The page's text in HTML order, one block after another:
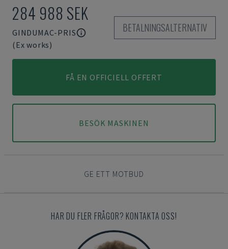
284 988 SEK
GINDUMAC-PRIS
(Ex works)
BETALNINGSALTERNATIV
FÅ EN OFFICIELL OFFERT
BESÖK MASKINEN
GE ETT MOTBUD
HAR DU FLER FRÅGOR? KONTAKTA OSS!